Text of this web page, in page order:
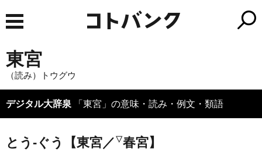
東宮
（読み）トウグウ
デジタル大辞泉 「東宮」の意味・読み・例文・類語
とう‐ぐう【東宮／ ▽春宮】